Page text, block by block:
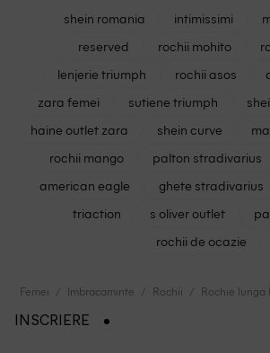
shein romania intimissimi
reserved
rochii mohito
lenjerie triumph
rochii asos
zara femei
sutiene triumph
haine outlet zara
shein curve
rochii mango
palton stradivarius
american eagle
ghete stradivarius
triaction
s oliver outlet
rochii de ocazie
Femei Imbracaminte Rochii Rochie lunga
INSCRIERE